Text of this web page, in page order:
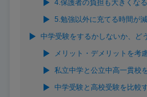
4.保護者の負担も大きくなる
5.勉強以外に充てる時間が
中学受験をするかしないか、ど
メリット・デメリットを考
私立中学と公立中高一貫校
中学受験と高校受験を比較